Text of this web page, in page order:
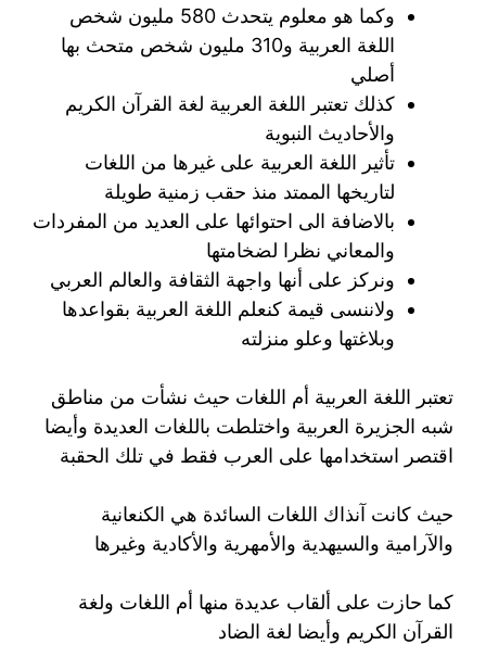
وكما هو معلوم يتحدث 580 مليون شخص
اللغة العربية و310 مليون شخص متحث بها
أصلي
كذلك تعتبر اللغة العربية لغة القرآن الكريم
والأحاديث النبوية
تأثير اللغة العربية على غيرها من اللغات
لتاريخها الممتد منذ حقب زمنية طويلة
بالاضافة الى احتوائها على العديد من المفردات
والمعاني نظرا لضخامتها
ونركز على أنها واجهة الثقافة والعالم العربي
ولاننسى قيمة كنعلم اللغة العربية بقواعدها
وبلاغتها وعلو منزلته
تعتبر اللغة العربية أم اللغات حيث نشأت من مناطق
شبه الجزيرة العربية واختلطت باللغات العديدة وأيضا
اقتصر استخدامها على العرب فقط في تلك الحقبة
حيث كانت آنذاك اللغات السائدة هي الكنعانية
والآرامية والسيهدية والأمهرية والأكادية وغيرها
كما حازت على ألقاب عديدة منها أم اللغات ولغة
القرآن الكريم وأيضا لغة الضاد